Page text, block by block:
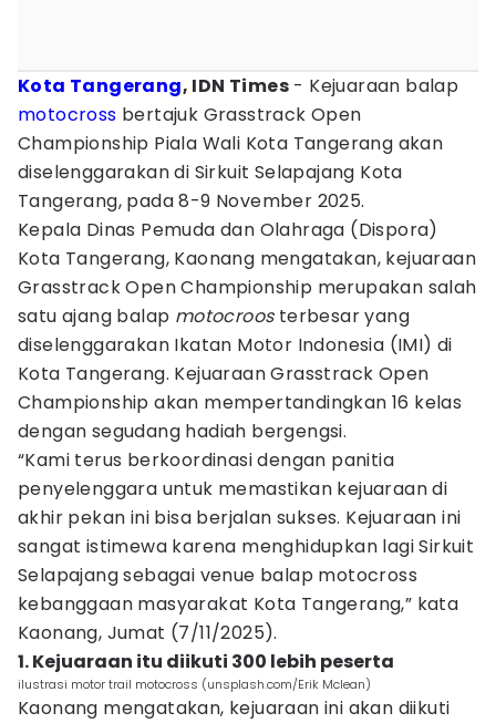
Kota Tangerang, IDN Times - Kejuaraan balap
motocross bertajuk Grasstrack Open
Championship Piala Wali Kota Tangerang akan
diselenggarakan di Sirkuit Selapajang Kota
Tangerang, pada 8-9 November 2025.
Kepala Dinas Pemuda dan Olahraga (Dispora)
Kota Tangerang, Kaonang mengatakan, kejuaraan
Grasstrack Open Championship merupakan salah
satu ajang balap motocroos terbesar yang
diselenggarakan Ikatan Motor Indonesia (IMI) di
Kota Tangerang. Kejuaraan Grasstrack Open
Championship akan mempertandingkan 16 kelas
dengan segudang hadiah bergengsi.
“Kami terus berkoordinasi dengan panitia
penyelenggara untuk memastikan kejuaraan di
akhir pekan ini bisa berjalan sukses. Kejuaraan ini
sangat istimewa karena menghidupkan lagi Sirkuit
Selapajang sebagai venue balap motocross
kebanggaan masyarakat Kota Tangerang,” kata
Kaonang, Jumat (7/11/2025).
1. Kejuaraan itu diikuti 300 lebih peserta
ilustrasi motor trail motocross (unsplash.com/Erik Mclean)
Kaonang mengatakan, kejuaraan ini akan diikuti